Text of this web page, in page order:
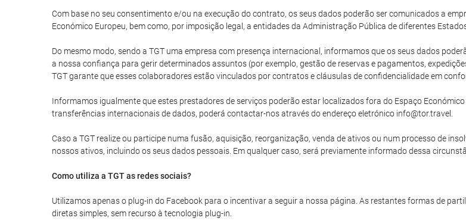
Com base no seu consentimento e/ou na execução do contrato, os seus dados poderão ser comunicados a
Económico Europeu, bem como, por imposição legal, a entidades da Administração Pública de diferentes
Do mesmo modo, sendo a TGT uma empresa com presença internacional, informamos que os seus dados
a nossa confiança para gerir determinados assuntos (por exemplo, gestão de reservas e pagamentos,
TGT garante que esses colaboradores estão vinculados por contratos e cláusulas de confidencialidade em
Informamos igualmente que estes prestadores de serviços poderão estar localizados fora do Espaço
transferências internacionais de dados, poderá contactar-nos através do endereço eletrónico info@tor.travel.
Caso a TGT realize ou participe numa fusão, aquisição, reorganização, venda de ativos ou num processo de
nossos ativos, incluindo os seus dados pessoais. Em qualquer caso, será previamente informado dessa
Como utiliza a TGT as redes sociais?
Utilizamos apenas o plug-in do Facebook para o incentivar a seguir a nossa página. As restantes formas de
diretas simples, sem recurso à tecnologia plug-in.